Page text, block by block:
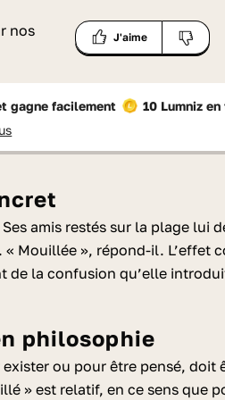
nos
J'aime
gagne facilement 10 Lumnizen
amis restés sur la plage lui
« Mouillée », répond-il. L’effet
de la confusion qu’elle
philosophie
ou pour être pensé, doit
» est relatif, en ce sens que